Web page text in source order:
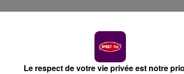
de Football. Mais Frédéric Thiriez a
des sommets. Auteur d'un "Dictionnaire
du festival "Dico Plaisir" ce week-end au
Le respect de votre vie privée est notre